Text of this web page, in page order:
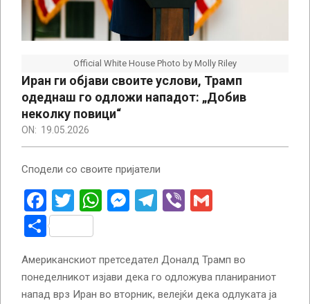
Official White House Photo by Molly Riley
Иран ги објави своите услови, Трамп
одеднаш го одложи нападот: „Добив
неколку повици“
ON: 19.05.2026
Сподели со своите пријатели
Facebook
Twitter
WhatsApp
Messenger
Telegram
Viber
Share
Американскиот претседател Доналд Трамп во
понеделникот изјави дека го одложува планираниот
напад врз Иран во вторник, велејќи дека одлуката ја